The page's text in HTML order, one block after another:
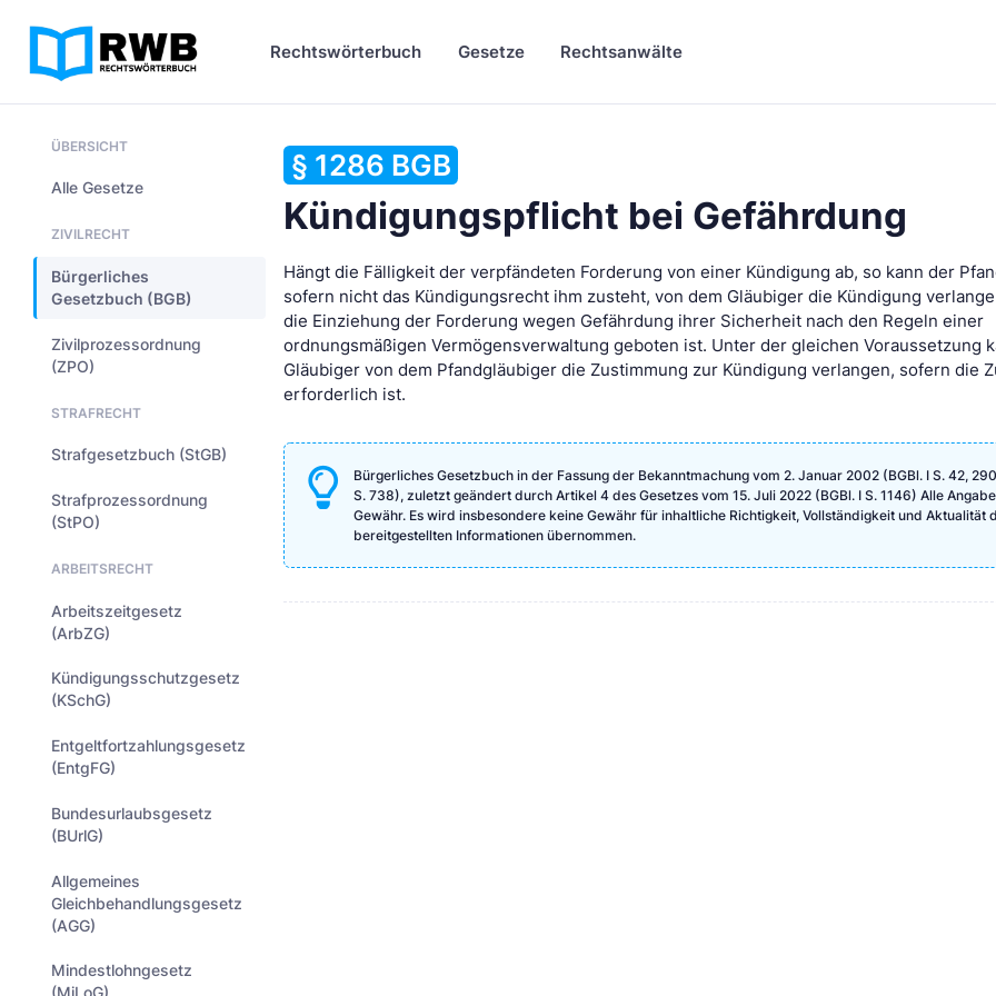
Rechtswörterbuch Gesetze Rechtsanwälte
ÜBERSICHT
Alle Gesetze
ZIVILRECHT
Bürgerliches
Gesetzbuch (BGB)
Zivilprozessordnung
(ZPO)
STRAFRECHT
Strafgesetzbuch (StGB)
Strafprozessordnung
(StPO)
ARBEITSRECHT
Arbeitszeitgesetz
(ArbZG)
Kündigungsschutzgesetz
(KSchG)
Entgeltfortzahlungsgesetz
(EntgFG)
Bundesurlaubsgesetz
(BUrlG)
Allgemeines
Gleichbehandlungsgesetz
(AGG)
Mindestlohngesetz
§ 1286 BGB
Kündigungspflicht bei Gefährdung
Hängt die Fälligkeit der verpfändeten Forderung von einer Kündigung ab, so kann der
sofern nicht das Kündigungsrecht ihm zusteht, von dem Gläubiger die Kündigung
die Einziehung der Forderung wegen Gefährdung ihrer Sicherheit nach den Regeln einer
ordnungsmäßigen Vermögensverwaltung geboten ist. Unter der gleichen Voraussetzung
Gläubiger von dem Pfandgläubiger die Zustimmung zur Kündigung verlangen, sofern die
erforderlich ist.
Bürgerliches Gesetzbuch in der Fassung der Bekanntmachung vom 2. Januar 2002 (BGBl. I S. 42,
S. 738), zuletzt geändert durch Artikel 4 des Gesetzes vom 15. Juli 2022 (BGBl. I S. 1146) Alle
Gewähr. Es wird insbesondere keine Gewähr für inhaltliche Richtigkeit, Vollständigkeit und Aktualität
bereitgestellten Informationen übernommen.